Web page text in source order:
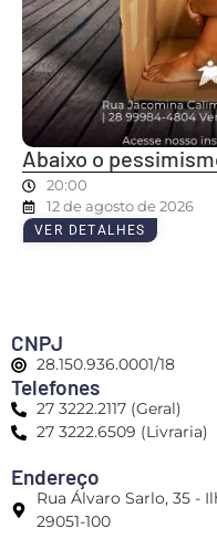
Abaixo o
20:00
12 de agosto de 2026
VER DETALHES
CNPJ
28.150.936.0001/18
Telefones
27 3222.2117 (Geral)
27 3222.6509 (Livraria)
Endereço
Rua Álvaro Sarlo, 35 -
29051-100